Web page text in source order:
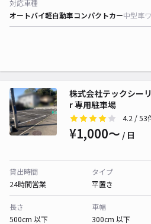
対応車種
オートバイ軽自動車コンパクトカー中型車
株式会社テックシ
r 専用駐車場
4.2 / 53
¥1,000〜 / 日
貸出時間
24時間営業
タイプ
平置き
長さ
500cm 以下
車幅
300cm 以下